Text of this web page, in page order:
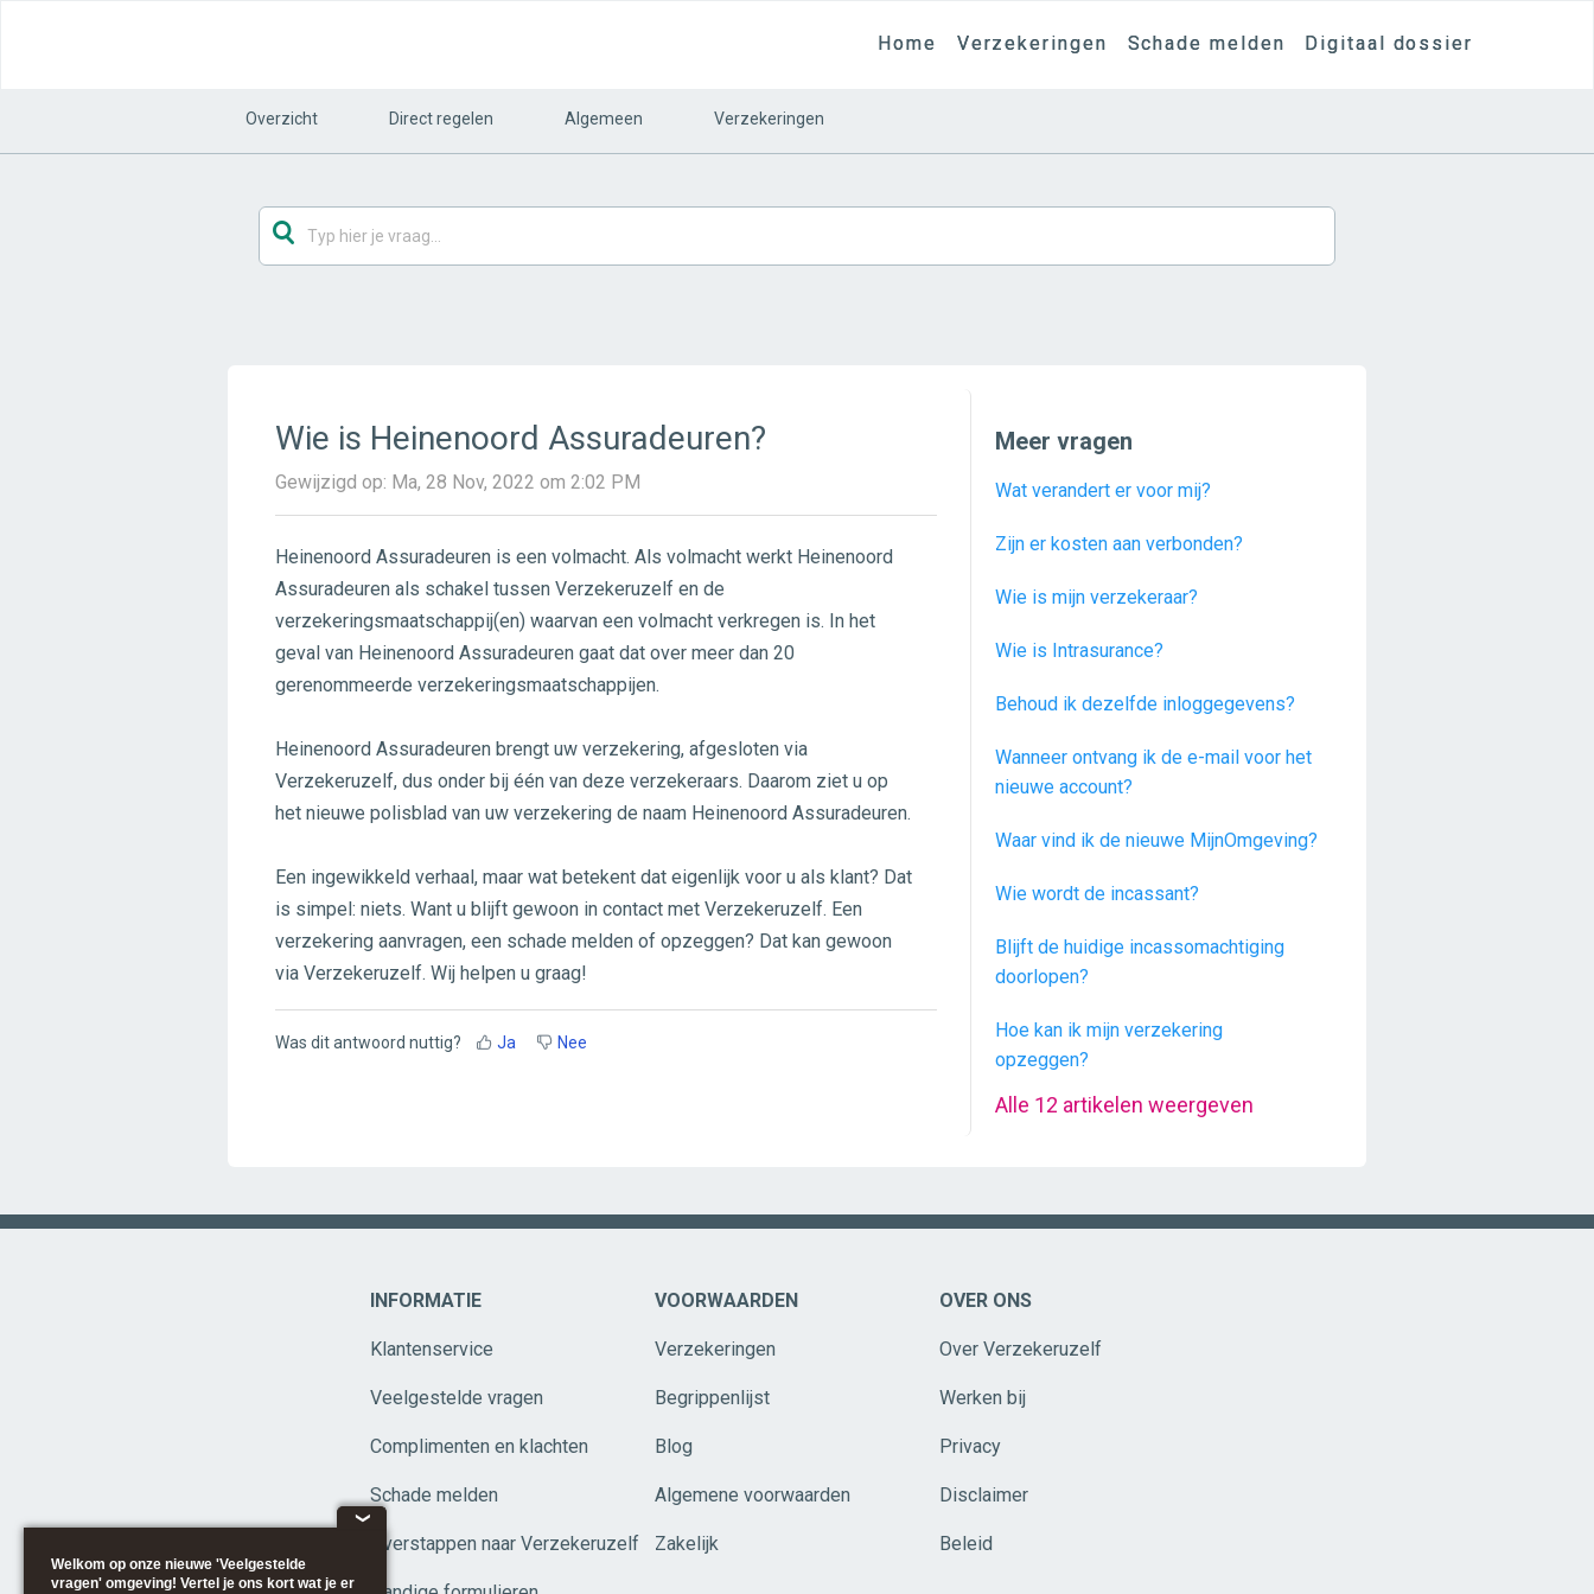
Home Verzekeringen Schade melden Digitaal dossier
Overzicht Direct regelen Algemeen Verzekeringen
Wie is Heinenoord Assuradeuren?
Gewijzigd op: Ma, 28 Nov, 2022 om 2:02 PM
Heinenoord Assuradeuren is een volmacht. Als volmacht werkt Heinenoord
Assuradeuren als schakel tussen Verzekeruzelf en de
verzekeringsmaatschappij(en) waarvan een volmacht verkregen is. In het
geval van Heinenoord Assuradeuren gaat dat over meer dan 20
gerenommeerde verzekeringsmaatschappijen.
Heinenoord Assuradeuren brengt uw verzekering, afgesloten via
Verzekeruzelf, dus onder bij één van deze verzekeraars. Daarom ziet u op
het nieuwe polisblad van uw verzekering de naam Heinenoord Assuradeuren.
Een ingewikkeld verhaal, maar wat betekent dat eigenlijk voor u als klant? Dat
is simpel: niets. Want u blijft gewoon in contact met Verzekeruzelf. Een
verzekering aanvragen, een schade melden of opzeggen? Dat kan gewoon
via Verzekeruzelf. Wij helpen u graag!
Was dit antwoord nuttig? Ja Nee
Meer vragen
Wat verandert er voor mij?
Zijn er kosten aan verbonden?
Wie is mijn verzekeraar?
Wie is Intrasurance?
Behoud ik dezelfde inloggegevens?
Wanneer ontvang ik de e-mail voor het
nieuwe account?
Waar vind ik de nieuwe MijnOmgeving?
Wie wordt de incassant?
Blijft de huidige incassomachtiging
doorlopen?
Hoe kan ik mijn verzekering
opzeggen?
Alle 12 artikelen weergeven
INFORMATIE
Klantenservice
Veelgestelde vragen
Complimenten en klachten
Schade melden
Overstappen naar Verzekeruzelf
VOORWAARDEN
Verzekeringen
Begrippenlijst
Blog
Algemene voorwaarden
Zakelijk
OVER ONS
Over Verzekeruzelf
Werken bij
Privacy
Disclaimer
Beleid
❮
Welkom op onze nieuwe 'Veelgestelde
vragen' omgeving! Vertel je ons kort wat je er